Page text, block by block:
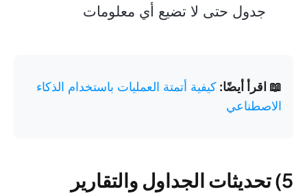
جدول حتى لا تضيع أي معلومات
📖 اقرأ أيضًا: كيفية أتمتة العمليات باستخدام الذكاء
الاصطناعي
5) تحديثات الجداول والتقارير